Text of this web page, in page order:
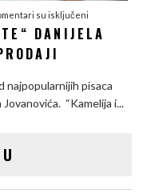
su isključenina
„Kamelija
Danijela
Jovanovića
DANIJELA
najpopularnijih pisaca
“Kamelija i...